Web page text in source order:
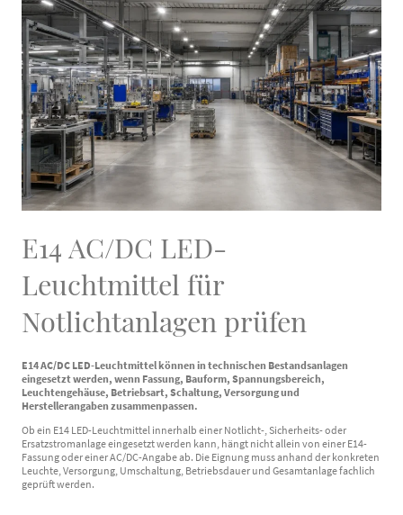
E14 AC/DC LED-
Leuchtmittel für
Notlichtanlagen prüfen
E14 AC/DC LED-Leuchtmittel können in technischen Bestandsanlagen
eingesetzt werden, wenn Fassung, Bauform, Spannungsbereich,
Leuchtengehäuse, Betriebsart, Schaltung, Versorgung und
Herstellerangaben zusammenpassen.
Ob ein E14 LED-Leuchtmittel innerhalb einer Notlicht-, Sicherheits- oder
Ersatzstromanlage eingesetzt werden kann, hängt nicht allein von einer E14-
Fassung oder einer AC/DC-Angabe ab. Die Eignung muss anhand der konkreten
Leuchte, Versorgung, Umschaltung, Betriebsdauer und Gesamtanlage fachlich
geprüft werden.